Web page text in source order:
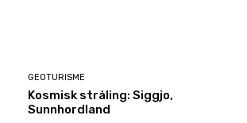
GEOTURISME
Kosmisk stråling: Siggjo,
Sunnhordland